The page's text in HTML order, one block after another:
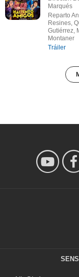
Marqués
Reparto
Resines,
Gutiérrez,
Montaner
Tráiler